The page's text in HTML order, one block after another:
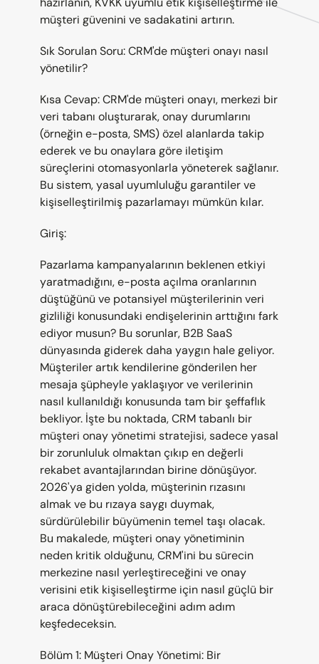
müşteri güvenini ve sadakatini artırın.
Sık Sorulan Soru: CRM'de müşteri onayı nasıl
yönetilir?
Kısa Cevap: CRM'de müşteri onayı, merkezi bir
veri tabanı oluşturarak, onay durumlarını
(örneğin e-posta, SMS) özel alanlarda takip
ederek ve bu onaylara göre iletişim
süreçlerini otomasyonlarla yöneterek sağlanır.
Bu sistem, yasal uyumluluğu garantiler ve
kişiselleştirilmiş pazarlamayı mümkün kılar.
Giriş:
Pazarlama kampanyalarının beklenen etkiyi
yaratmadığını, e-posta açılma oranlarının
düştüğünü ve potansiyel müşterilerinin veri
gizliliği konusundaki endişelerinin arttığını fark
ediyor musun? Bu sorunlar, B2B SaaS
dünyasında giderek daha yaygın hale geliyor.
Müşteriler artık kendilerine gönderilen her
mesaja şüpheyle yaklaşıyor ve verilerinin
nasıl kullanıldığı konusunda tam bir şeffaflık
bekliyor. İşte bu noktada, CRM tabanlı bir
müşteri onay yönetimi stratejisi, sadece yasal
bir zorunluluk olmaktan çıkıp en değerli
rekabet avantajlarından birine dönüşüyor.
2026'ya giden yolda, müşterinin rızasını
almak ve bu rızaya saygı duymak,
sürdürülebilir büyümenin temel taşı olacak.
Bu makalede, müşteri onay yönetiminin
neden kritik olduğunu, CRM'ini bu sürecin
merkezine nasıl yerleştireceğini ve onay
verisini etik kişiselleştirme için nasıl güçlü bir
araca dönüştürebileceğini adım adım
keşfedeceksin.
Bölüm 1: Müşteri Onay Yönetimi: Bir